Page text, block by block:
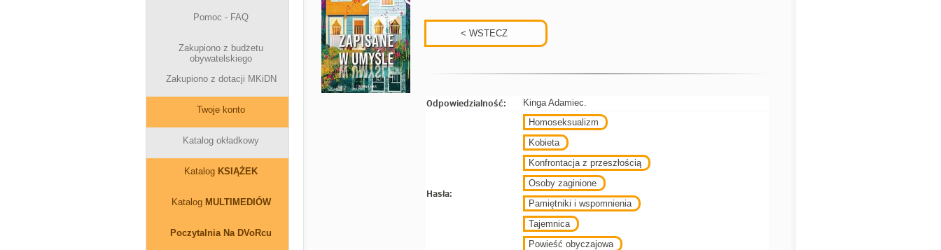
Pomoc - FAQ
Zakupiono z budżetu
obywatelskiego
Zakupiono z dotacji MKiDN
Twoje konto
Katalog okładkowy
Katalog KSIĄŻEK
Katalog MULTIMEDIÓW
Poczytalnia Na DVoRcu
Odpowiedzialność: Kinga Adamiec.
Hasła:
Homoseksualizm
Kobieta
Konfrontacja z przeszłością
Osoby zaginione
Pamiętniki i wspomnienia
Tajemnica
Powieść obyczajowa